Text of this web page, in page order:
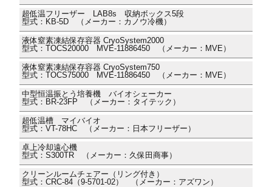
超低温フリーザー LAB8s 収納ボックス5段
型式：KB-5D （メーカー：カノウ冷機）
液体窒素凍結保存容器 CryoSystem2000
型式：TOCS20000 MVE-11886450 （メーカー：MVE）
液体窒素凍結保存容器 CryoSystem750
型式：TOCS75000 MVE-11886450 （メーカー：MVE）
中型恒温振とう培養機 バイオシェーカー
型式：BR-23FP （メーカー：タイテック）
超低温槽 マイバイオ
型式：VT-78HC （メーカー：日本フリーザー）
卓上冷却遠心機
型式：S300TR （メーカー：久保田商事）
クリーンルームチェアー（リング付き）
型式：CRC-84（9-5701-02） （メーカー：アズワン）